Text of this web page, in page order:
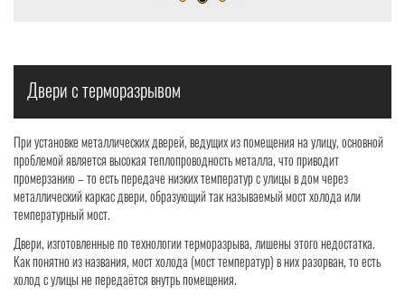
Двери с терморазрывом
При установке металлических дверей, ведущих из помещения на улицу, основной
проблемой является высокая теплопроводность металла, что приводит
промерзанию – то есть передаче низких температур с улицы в дом через
металлический каркас двери, образующий так называемый мост холода или
температурный мост.
Двери, изготовленные по технологии терморазрыва, лишены этого недостатка.
Как понятно из названия, мост холода (мост температур) в них разорван, то есть
холод с улицы не передаётся внутрь помещения.